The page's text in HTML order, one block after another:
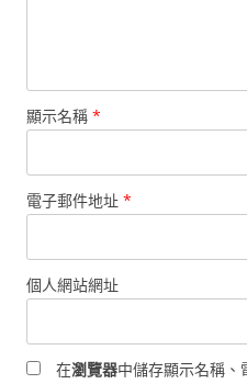
顯示名稱 *
電子郵件地址 *
個人網站網址
在瀏覽器中儲存顯示名稱、